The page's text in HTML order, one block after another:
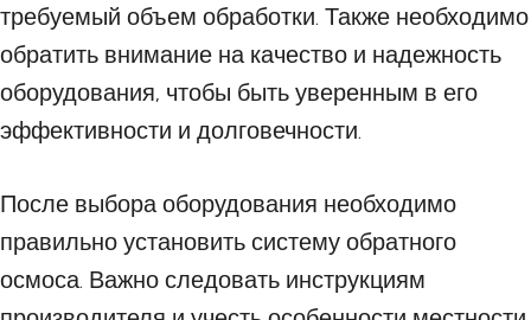
требуемый объем обработки. Также необходимо
обратить внимание на качество и надежность
оборудования, чтобы быть уверенным в его
эффективности и долговечности.
После выбора оборудования необходимо
правильно установить систему обратного
осмоса. Важно следовать инструкциям